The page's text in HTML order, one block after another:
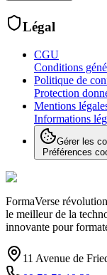
Légal
CGU
Conditions
Politique de
Protection
Mentions
Informations
Gérer les
Préférences
FormaVerse
le meilleur de la
innovante pour
11 Avenue de